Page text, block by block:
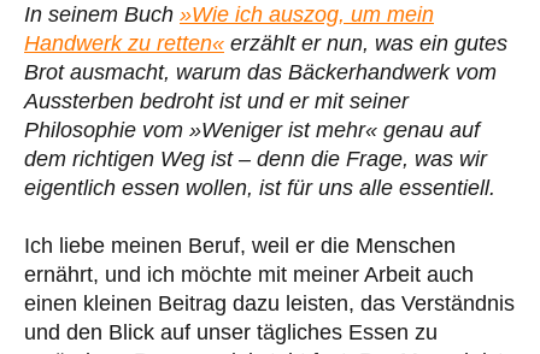
In seinem Buch »Wie ich auszog, um mein
Handwerk zu retten« erzählt er nun, was ein gutes
Brot ausmacht, warum das Bäckerhandwerk vom
Aussterben bedroht ist und er mit seiner
Philosophie vom »Weniger ist mehr« genau auf
dem richtigen Weg ist – denn die Frage, was wir
eigentlich essen wollen, ist für uns alle essentiell.
Ich liebe meinen Beruf, weil er die Menschen
ernährt, und ich möchte mit meiner Arbeit auch
einen kleinen Beitrag dazu leisten, das Verständnis
und den Blick auf unser tägliches Essen zu